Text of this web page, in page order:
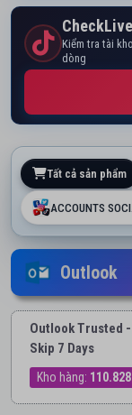
Kiểm tra tài
dòng
Tất cả sản phẩm
ACCOUNTS
Outlook
Outlook Trusted -
Skip 7 Days
Kho hàng: 110.828